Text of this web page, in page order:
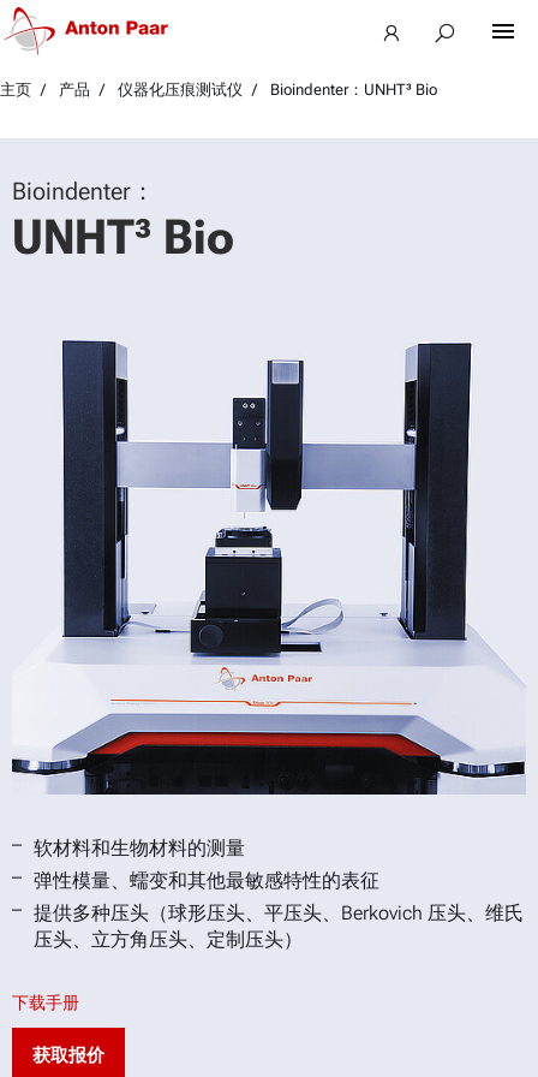
主页 产品 仪器化压痕测试仪 Bioindenter：UNHT³ Bio
Bioindenter：
UNHT³ Bio
软材料和生物材料的测量
弹性模量、蠕变和其他最敏感特性的表征
提供多种压头（球形压头、平压头、Berkovich 压头、维氏
压头、立方角压头、定制压头）
下载手册
获取报价